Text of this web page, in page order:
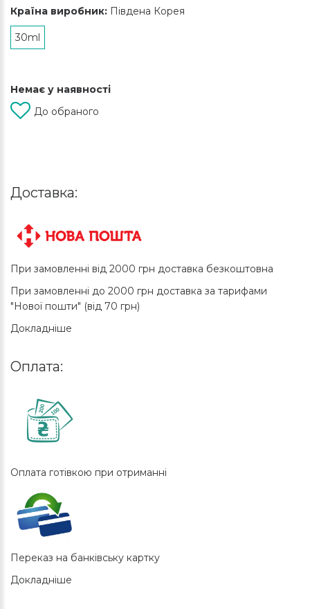
Країна виробник: Південа Корея
30ml
Немає у наявності
До обраного
Доставка:
При замовленні від 2000 грн доставка безкоштовна
При замовленні до 2000 грн доставка за тарифами
"Нової пошти" (від 70 грн)
Докладніше
Оплата:
Оплата готівкою при отриманні
Переказ на банківську картку
Докладніше